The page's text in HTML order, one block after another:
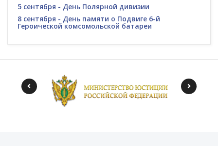
5 сентября - День Полярной дивизии
8 сентября - День памяти о Подвиге 6-й
Героической комсомольской батареи